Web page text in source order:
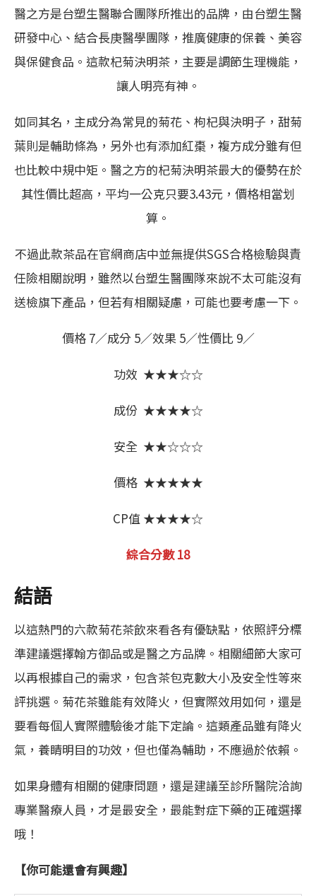
醫之方是台塑生醫聯合團隊所推出的品牌，由台塑生醫
研發中心、結合長庚醫學團隊，推廣健康的保養、美容
與保健食品。這款杞菊決明茶，主要是調節生理機能，
讓人明亮有神。
如同其名，主成分為常見的菊花、枸杞與決明子，甜菊
葉則是輔助條為，另外也有添加紅棗，複方成分雖有但
也比較中規中矩。醫之方的杞菊決明茶最大的優勢在於
其性價比超高，平均一公克只要3.43元，價格相當划
算。
不過此款茶品在官網商店中並無提供SGS合格檢驗與責
任險相關說明，雖然以台塑生醫團隊來說不太可能沒有
送檢旗下產品，但若有相關疑慮，可能也要考慮一下。
價格 7／成分 5／效果 5／性價比 9／
功效 ★★★☆☆
成份 ★★★★☆
安全 ★★☆☆☆
價格 ★★★★★
CP值 ★★★★☆
綜合分數 18
結語
以這熱門的六款菊花茶飲來看各有優缺點，依照評分標
準建議選擇翰方御品或是醫之方品牌。相關細節大家可
以再根據自己的需求，包含茶包克數大小及安全性等來
評挑選。菊花茶雖能有效降火，但實際效用如何，還是
要看每個人實際體驗後才能下定論。這類產品雖有降火
氣，養睛明目的功效，但也僅為輔助，不應過於依賴。
如果身體有相關的健康問題，還是建議至診所醫院洽詢
專業醫療人員，才是最安全，最能對症下藥的正確選擇
哦！
【你可能還會有興趣】